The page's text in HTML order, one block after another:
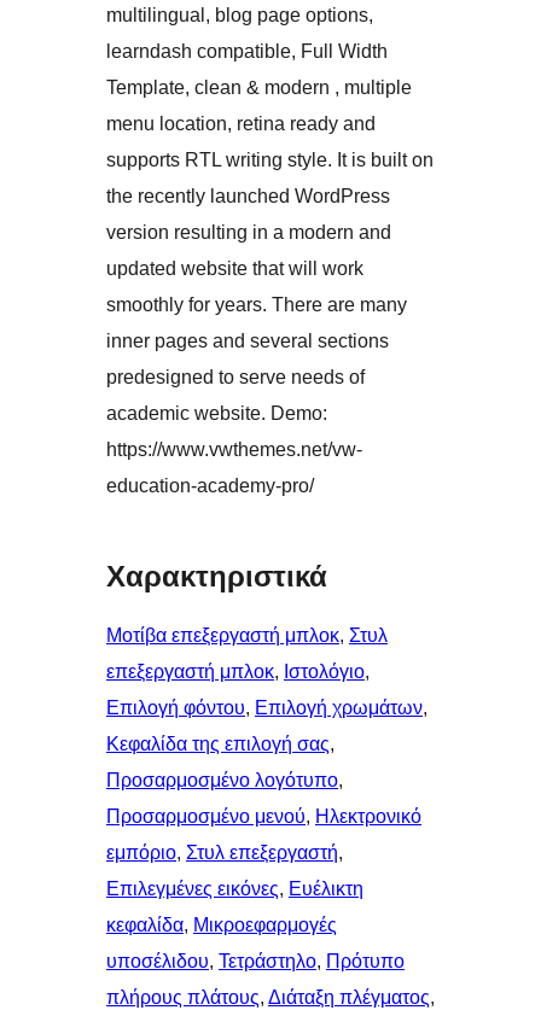
multilingual, blog page options,
learndash compatible, Full Width
Template, clean & modern , multiple
menu location, retina ready and
supports RTL writing style. It is built on
the recently launched WordPress
version resulting in a modern and
updated website that will work
smoothly for years. There are many
inner pages and several sections
predesigned to serve needs of
academic website. Demo:
https://www.vwthemes.net/vw-
education-academy-pro/
Χαρακτηριστικά
Μοτίβα επεξεργαστή μπλοκ, Στυλ
επεξεργαστή μπλοκ, Ιστολόγιο
Επιλογή φόντου, Επιλογή χρωμάτων
Κεφαλίδα της επιλογή σας
Προσαρμοσμένο λογότυπο
Προσαρμοσμένο μενού, Ηλεκτρονικό
εμπόριο, Στυλ επεξεργαστή
Επιλεγμένες εικόνες, Ευέλικτη
κεφαλίδα, Μικροεφαρμογές
υποσέλιδου, Τετράστηλο, Πρότυπο
πλήρους πλάτους, Διάταξη πλέγματος